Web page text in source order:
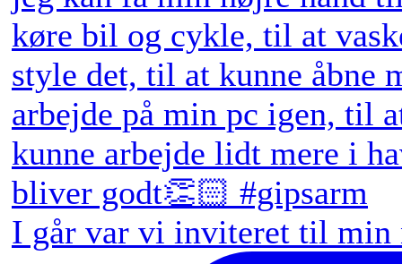
I går var vi inviteret til min